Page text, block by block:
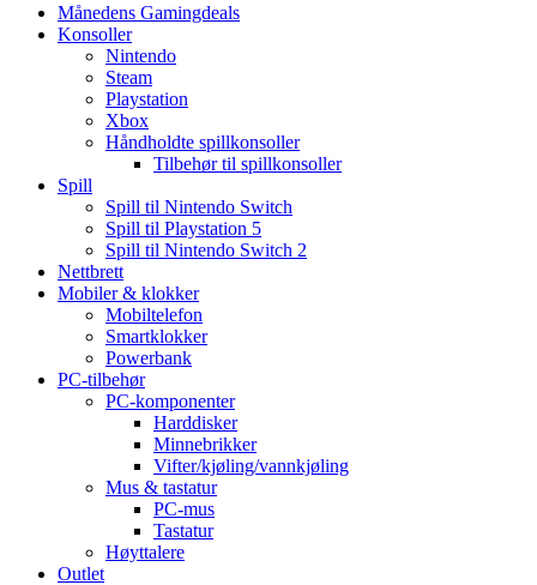
Månedens Gamingdeals
Konsoller
Nintendo
Steam
Playstation
Xbox
Håndholdte spillkonsoller
Tilbehør til spillkonsoller
Spill
Spill til Nintendo Switch
Spill til Playstation 5
Spill til Nintendo Switch 2
Nettbrett
Mobiler & klokker
Mobiltelefon
Smartklokker
Powerbank
PC-tilbehør
PC-komponenter
Harddisker
Minnebrikker
Vifter/kjøling/vannkjøling
Mus & tastatur
PC-mus
Tastatur
Høyttalere
Outlet